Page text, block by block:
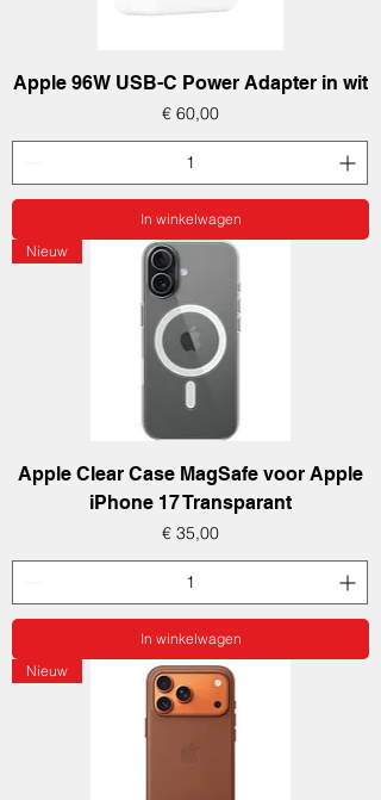
Apple 96W USB-C Power Adapter in wit
Prijs
€ 60,00
In winkelwagen
Nieuw
Apple Clear Case MagSafe voor Apple
iPhone 17 Transparant
Prijs
€ 35,00
In winkelwagen
Nieuw